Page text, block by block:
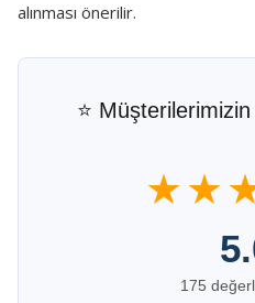
alınması önerilir.
⭐
175